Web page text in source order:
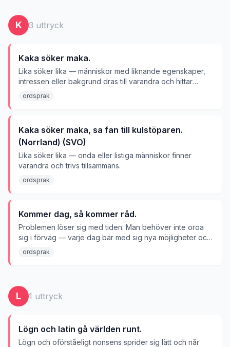
K 3 uttryck
Kaka söker maka.
Lika söker lika — människor med liknande egenskaper,
intressen eller bakgrund dras till varandra och hittar
varandra.
ordsprak
Kaka söker maka, sa fan till kulstöparen.
(Norrland) (SVO)
Lika söker lika — onda eller listiga människor finner
varandra och trivs tillsammans.
ordsprak
Kommer dag, så kommer råd.
Problemen löser sig med tiden. Man behöver inte oroa
sig i förväg — varje dag bär med sig nya möjligheter och
lösningar.
ordsprak
L 1 uttryck
Lögn och latin gå världen runt.
Lögn och oförståeligt nonsens sprider sig lätt och når